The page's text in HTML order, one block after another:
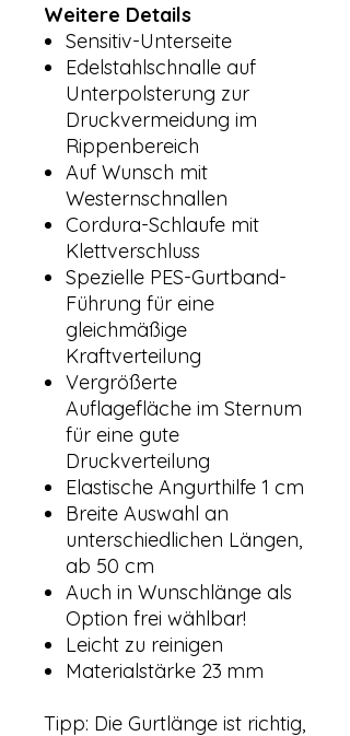
Weitere Details
Sensitiv-Unterseite
Edelstahlschnalle auf
Unterpolsterung zur
Druckvermeidung im
Rippenbereich
Auf Wunsch mit
Westernschnallen
Cordura-Schlaufe mit
Klettverschluss
Spezielle PES-Gurtband-
Führung für eine
gleichmäßige
Kraftverteilung
Vergrößerte
Auflagefläche im Sternum
für eine gute
Druckverteilung
Elastische Angurthilfe 1 cm
Breite Auswahl an
unterschiedlichen Längen,
ab 50 cm
Auch in Wunschlänge als
Option frei wählbar!
Leicht zu reinigen
Materialstärke 23 mm
Tipp: Die Gurtlänge ist richtig,